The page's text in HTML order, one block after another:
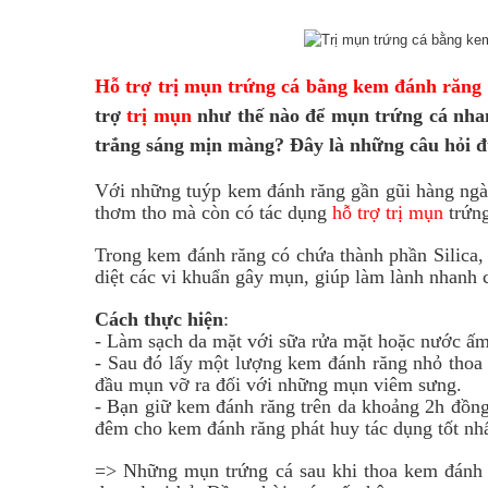
Hỗ trợ trị mụn trứng cá bằng kem đánh răng
trợtrị mụnnhư thế nào để mụn trứng cá
trắng sáng mịn màng? Đây là những câu hỏi
Với những tuýp kem đánh răng gần gũi hàng
thơm tho mà còn có tác dụng hỗ trợ trị mụn
Trong kem đánh răng có chứa thành phần
diệt các vi khuẩn gây mụn, giúp làm lành nhanh
Cách thực hiện:
- Làm sạch da mặt với sữa rửa mặt hoặc nước
- Sau đó lấy một lượng kem đánh răng nhỏ
đầu mụn vỡ ra đối với những mụn viêm sưng.
- Bạn giữ kem đánh răng trên da khoảng 2h
đêm cho kem đánh răng phát huy tác dụng tốt
=> Những mụn trứng cá sau khi thoa kem